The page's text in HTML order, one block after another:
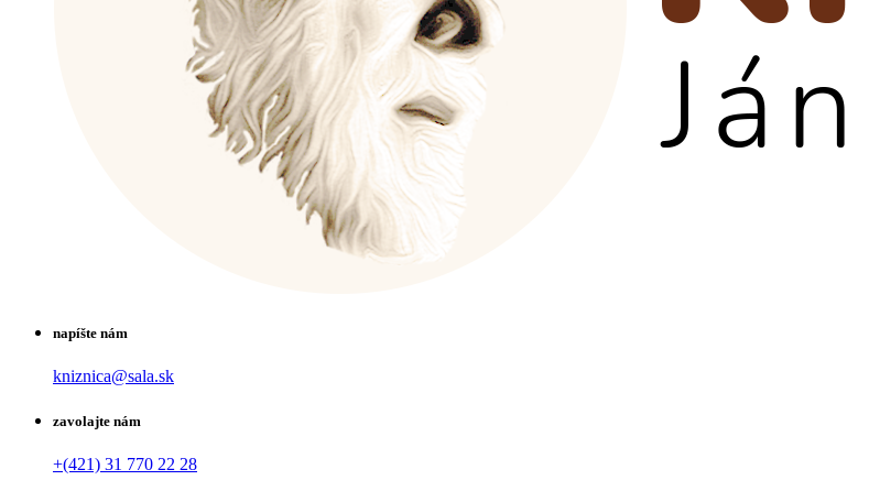
napíšte nám
kniznica@sala.sk
zavolajte nám
+(421) 31 770 22 28